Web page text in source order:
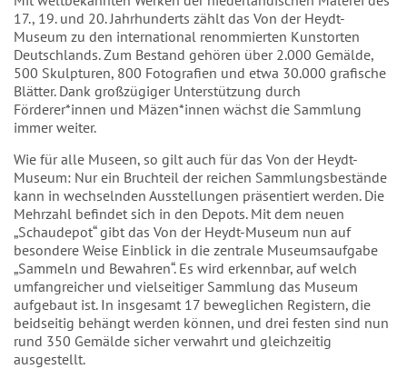
17., 19. und 20. Jahrhunderts zählt das Von der Heydt-
Museum zu den international renommierten Kunstorten
Deutschlands. Zum Bestand gehören über 2.000 Gemälde,
500 Skulpturen, 800 Fotografien und etwa 30.000 grafische
Blätter. Dank großzügiger Unterstützung durch
Förderer*innen und Mäzen*innen wächst die Sammlung
immer weiter.
Wie für alle Museen, so gilt auch für das Von der Heydt-
Museum: Nur ein Bruchteil der reichen Sammlungsbestände
kann in wechselnden Ausstellungen präsentiert werden. Die
Mehrzahl befindet sich in den Depots. Mit dem neuen
„Schaudepot“ gibt das Von der Heydt-Museum nun auf
besondere Weise Einblick in die zentrale Museumsaufgabe
„Sammeln und Bewahren“. Es wird erkennbar, auf welch
umfangreicher und vielseitiger Sammlung das Museum
aufgebaut ist. In insgesamt 17 beweglichen Registern, die
beidseitig behängt werden können, und drei festen sind nun
rund 350 Gemälde sicher verwahrt und gleichzeitig
ausgestellt.